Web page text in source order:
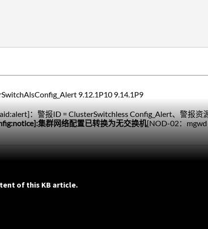
9.12.1P10 9.14.1P9
：警报ID = ClusterSwitchless Config_Alert、警报
集群网络配置已转换为无交换机[NOD-02：mgwd
of this KB article.